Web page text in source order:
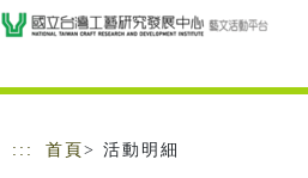
跳到主要內容
網站導覽
::: 首頁 > 活動明細